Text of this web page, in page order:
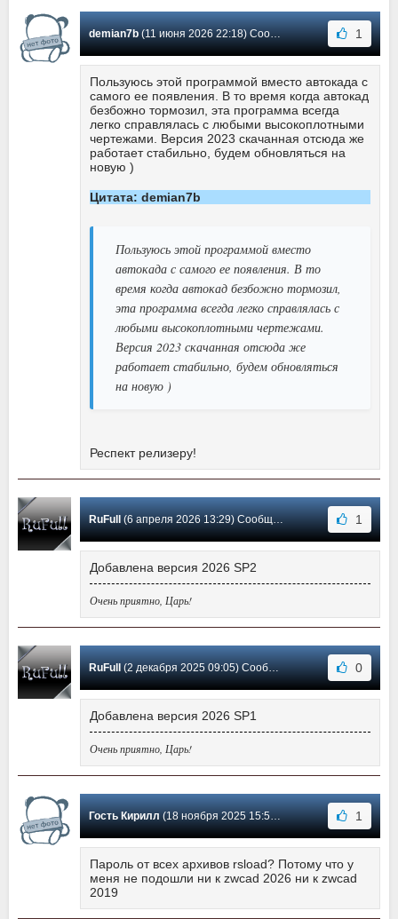
demian7b(11 июня 2026 22:18) Сообщение #107 1
Пользуюсь этой программой вместо автокада с
самого ее появления. В то время когда автокад
безбожно тормозил, эта программа всегда
легко справлялась с любыми высокоплотными
чертежами. Версия 2023 скачанная отсюда же
работает стабильно, будем обновляться на
новую )
Цитата: demian7b
Пользуюсь этой программой вместо
автокада с самого ее появления. В то
время когда автокад безбожно тормозил,
эта программа всегда легко справлялась с
любыми высокоплотными чертежами.
Версия 2023 скачанная отсюда же
работает стабильно, будем обновляться
на новую )
Респект релизеру!
RuFull (6 апреля 2026 13:29) Сообщение #106 1
Добавлена версия 2026 SP2
Очень приятно, Царь!
RuFull (2 декабря 2025 09:05) Сообщение #105 0
Добавлена версия 2026 SP1
Очень приятно, Царь!
Гость Кирилл(18 ноября 2025 15:52) Сообщение #104 1
Пароль от всех архивов rsload? Потому что у
меня не подошли ни к zwcad 2026 ни к zwcad
2019